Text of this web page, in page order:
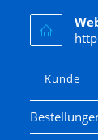
Kunde